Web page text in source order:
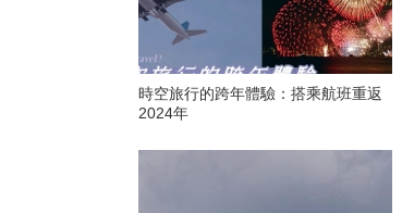
時空旅行的跨年體驗：搭乘航班重返
2024年